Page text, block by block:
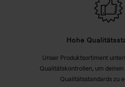
Hohe
Unser Produktsortiment
Qualitätskontrollen, um
Qualitätsstandards zu